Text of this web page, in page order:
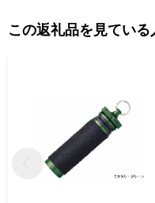
すます活力にあふれています。 八尾の特産 ＜八尾えだま
＜八尾若ごぼう＞ 全国でも
鉄分、カルシウム、ルチン
浴びています。「葉ごぼう
べることができます。しゃ
この返礼品を見てい